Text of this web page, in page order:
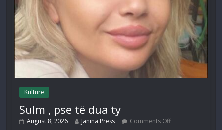
Kulturë
Sulm , pse të dua ty
August 8, 2026 Janina Press Comments Off